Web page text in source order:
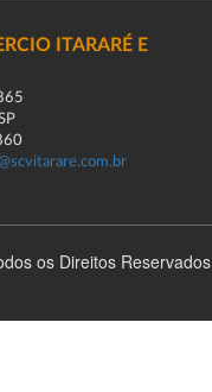
ITARARÉ E
os Direitos Reservados